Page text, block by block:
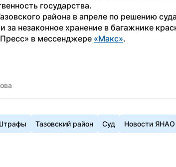
государства.
района в апреле по решению суда
за незаконное хранение в багажнике
в мессенджере «Макс».
Тазовский район Суд Новости ЯНАО